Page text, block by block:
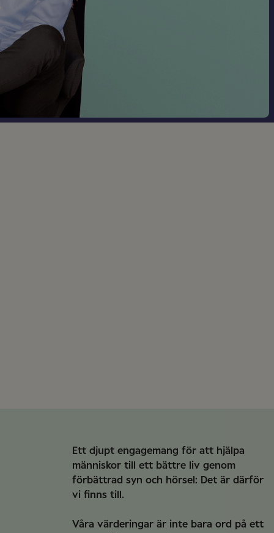
Ett djupt engagemang för att hjälpa
människor till ett bättre liv genom
förbättrad syn och hörsel: Det är därför
vi finns till.
Våra värderingar är inte bara ord på ett